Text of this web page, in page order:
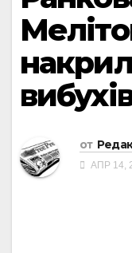
от
АПР 14,